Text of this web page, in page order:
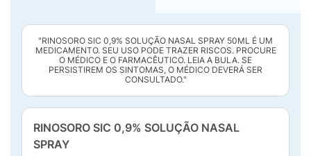
"RINOSORO SIC 0,9% SOLUÇÃO NASAL SPRAY 50ML É UM
MEDICAMENTO. SEU USO PODE TRAZER RISCOS. PROCURE
O MÉDICO E O FARMACÊUTICO. LEIA A BULA. SE
PERSISTIREM OS SINTOMAS, O MÉDICO DEVERÁ SER
CONSULTADO."
RINOSORO SIC 0,9% SOLUÇÃO NASAL
SPRAY